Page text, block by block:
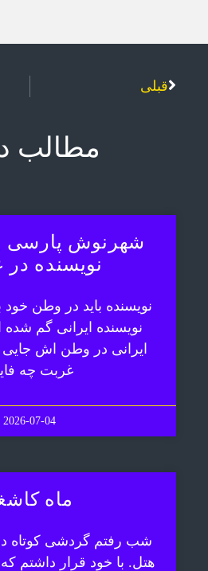
قبلی
مطالب
شهرنوش پارسی
نویسنده
نویسنده باید در وطن
نویسنده ایرانی گم
ایرانی در وطن اش جایی
غربت چه
2026-07-04
ماه
شب رفتم گردشی کوتاه
هتل. با خود قرار داشتم